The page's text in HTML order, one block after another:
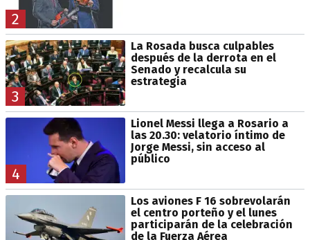
2
3
La Rosada busca culpables
después de la derrota en el
Senado y recalcula su
estrategia
4
Lionel Messi llega a Rosario a
las 20.30: velatorio íntimo de
Jorge Messi, sin acceso al
público
Los aviones F 16 sobrevolarán
el centro porteño y el lunes
participarán de la celebración
de la Fuerza Aérea